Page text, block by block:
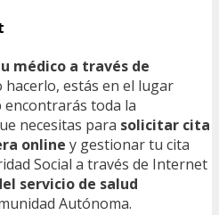
médico a través de
hacerlo, estás en el lugar
encontrarás toda la
necesitas para solicitar cita
online y gestionar tu cita
Social a través de Internet
servicio de salud
Autónoma.